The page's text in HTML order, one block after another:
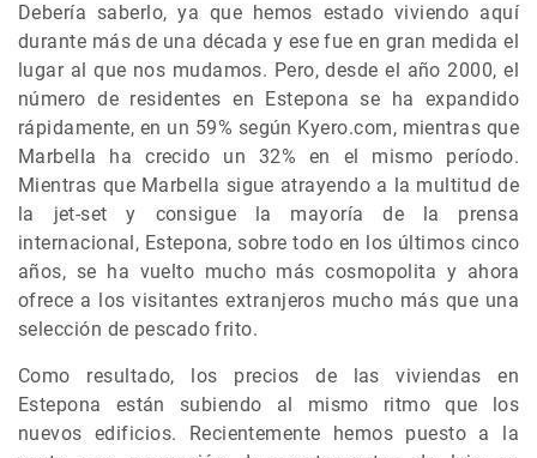
Debería saberlo, ya que hemos estado viviendo aquí
durante más de una década y ese fue en gran medida el
lugar al que nos mudamos. Pero, desde el año 2000, el
número de residentes en Estepona se ha expandido
rápidamente, en un 59% según Kyero.com, mientras que
Marbella ha crecido un 32% en el mismo período.
Mientras que Marbella sigue atrayendo a la multitud de
la jet-set y consigue la mayoría de la prensa
internacional, Estepona, sobre todo en los últimos cinco
años, se ha vuelto mucho más cosmopolita y ahora
ofrece a los visitantes extranjeros mucho más que una
selección de pescado frito.
Como resultado, los precios de las viviendas en
Estepona están subiendo al mismo ritmo que los
nuevos edificios. Recientemente hemos puesto a la